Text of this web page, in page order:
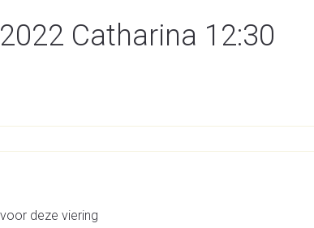
Catharina 12:30
deze viering